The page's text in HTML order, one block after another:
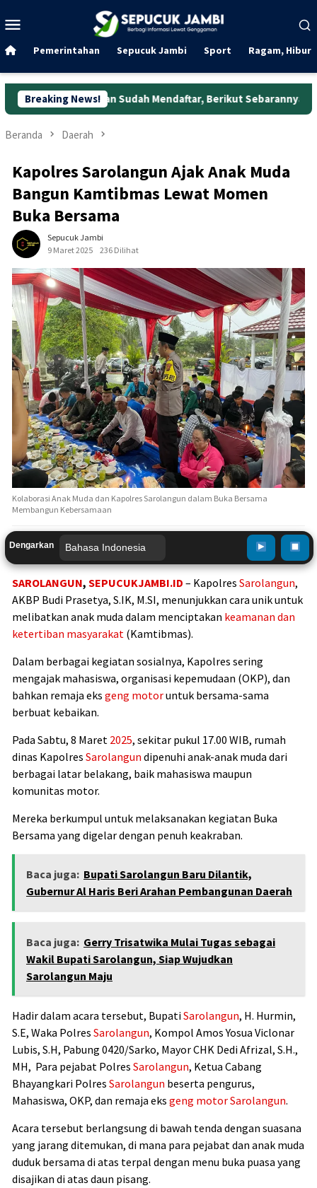
ke
Mobile
Pemerintahan Sepucuk Jambi Sport Ragam,
Breaking News!
Sudah Mendaftar, Berikut Sebarannya 787 Gram
Beranda Daerah
Kapolres Sarolangun Ajak Anak Muda
Bangun Kamtibmas Lewat Momen
Buka Bersama
Sepucuk Jambi
9 Maret 2025
236 Dilihat
Kolaborasi Anak Muda dan Kapolres Sarolangun dalam Buka Bersama
Membangun Kebersamaan
Dengarkan
SAROLANGUN, SEPUCUKJAMBI.ID – Kapolres Sarolangun,
AKBP Budi Prasetya, S.IK, M.SI, menunjukkan cara unik untuk
melibatkan anak muda dalam menciptakan keamanan dan
ketertiban masyarakat (Kamtibmas).
Dalam berbagai kegiatan sosialnya, Kapolres sering
mengajak mahasiswa, organisasi kepemudaan (OKP), dan
bahkan remaja eks geng motoruntuk bersama-sama
berbuat kebaikan.
Pada Sabtu, 8 Maret 2025, sekitar pukul 17.00 WIB, rumah
dinas Kapolres Sarolangun dipenuhi anak-anak muda dari
berbagai latar belakang, baik mahasiswa maupun
komunitas motor.
Mereka berkumpul untuk melaksanakan kegiatan Buka
Bersama yang digelar dengan penuh keakraban.
Baca juga: Bupati Sarolangun Baru Dilantik,
Gubernur Al Haris Beri Arahan Pembangunan Daerah
Baca juga: Gerry Trisatwika Mulai Tugas sebagai
Wakil Bupati Sarolangun, Siap Wujudkan
Sarolangun Maju
Hadir dalam acara tersebut, BupatiSarolangun, H. Hurmin,
S.E, Waka Polres Sarolangun, Kompol Amos Yosua Viclonar
Lubis, S.H, Pabung 0420/Sarko, Mayor CHK Dedi Afrizal, S.H.,
MH, Para pejabat Polres Sarolangun, Ketua Cabang
Bhayangkari Polres Sarolangun beserta pengurus,
Mahasiswa, OKP, dan remaja eks geng motorSarolangun.
Acara tersebut berlangsung di bawah tenda dengan suasana
yang jarang ditemukan, di mana para pejabat dan anak muda
duduk bersama di atas terpal dengan menu buka puasa yang
disajikan di atas daun pisang.